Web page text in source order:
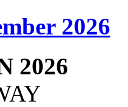
2026
2026